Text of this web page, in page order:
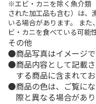
※エビ・カニを除く魚介類
された加工品も含む）は、
いる場合があります。 ま
ビ・カニを食べている可能
その他
商品写真はイメージで
商品内容として記載
する商品に含まれてお
商品の色は、ご覧に
際と異なる場合があり